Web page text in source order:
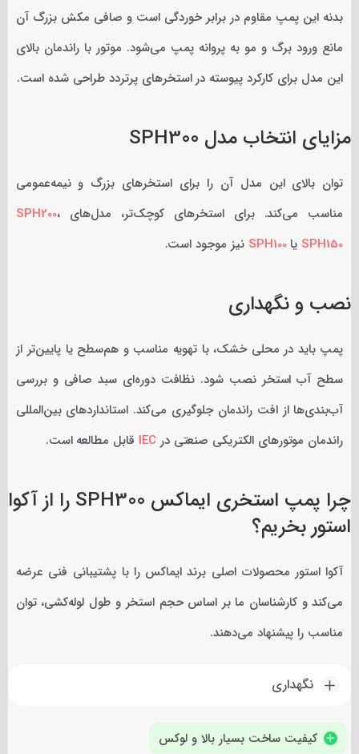
بدنه این پمپ مقاوم در برابر خوردگی است و صافی مکش بزرگ آن
مانع ورود برگ و مو به پروانه پمپ می‌شود. موتور با راندمان بالای
این مدل برای کارکرد پیوسته در استخرهای پرتردد طراحی شده است.
مزایای انتخاب مدل SPH300
توان بالای این مدل آن را برای استخرهای بزرگ و نیمه‌عمومی
مناسب می‌کند. برای استخرهای کوچک‌تر، مدل‌هایSPH200،
SPH150 یاSPH100 نیز موجود است.
نصب و نگهداری
پمپ باید در محلی خشک، با تهویه مناسب و هم‌سطح یا پایین‌تر از
سطح آب استخر نصب شود. نظافت دوره‌ای سبد صافی و بررسی
آب‌بندی‌ها از افت راندمان جلوگیری می‌کند. استانداردهای بین‌المللی
راندمان موتورهای الکتریکی صنعتی درIEC قابل مطالعه است.
چرا پمپ استخری ایماکس SPH300 را از آکوا
استور بخریم؟
آکوا استور محصولات اصلی برند ایماکس را با پشتیبانی فنی عرضه
می‌کند و کارشناسان ما بر اساس حجم استخر و طول لوله‌کشی، توان
مناسب را پیشنهاد می‌دهند.
نگهداری
کیفیت ساخت بسیار بالا و لوکس